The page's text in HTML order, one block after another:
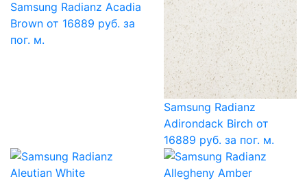
Samsung Radianz Acadia
Brown от 16889 руб. за
пог. м.
Samsung Radianz
Adirondack Birch от
16889 руб. за пог. м.